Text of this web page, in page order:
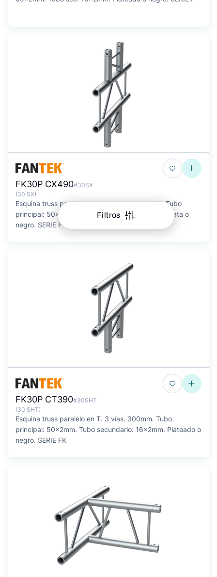
Filtros
FK30P CX490#30SX
(30 SX)
Esquina truss paralelo en cruz. 4 vías. 300mm. Tubo
principal: 50x2mm. Tubo secundario: 16x2mm. Plata o
negro. SERIE F
FK30P CT390#30SHT
(30 SHT)
Esquina truss paralelo en T. 3 vías. 300mm. Tubo
principal: 50x2mm. Tubo secundario: 16x2mm. Plateado o
negro. SERIE FK